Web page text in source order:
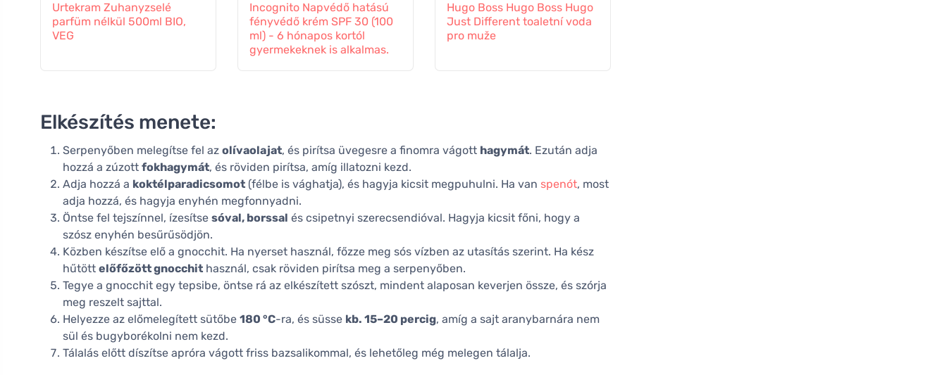
Urtekram Zuhanyzselé
parfüm nélkül 500ml BIO,
VEG
Incognito Napvédő hatású
fényvédő krém SPF 30 (100
ml) - 6 hónapos kortól
gyermekeknek is alkalmas.
Hugo Boss Hugo Boss Hugo
Just Different toaletní voda
pro muže
Elkészítés menete:
Serpenyőben melegítse fel az olívaolajat, és pirítsa üvegesre a finomra vágott hagymát. Ezután adja
hozzá a zúzott fokhagymát, és röviden pirítsa, amíg illatozni kezd.
Adja hozzá a koktélparadicsomot (félbe is vághatja), és hagyja kicsit megpuhulni. Ha van spenót, most
adja hozzá, és hagyja enyhén megfonnyadni.
Öntse fel tejszínnel, ízesítse sóval, borssal és csipetnyi szerecsendióval. Hagyja kicsit főni, hogy a
szósz enyhén besűrűsödjön.
Közben készítse elő a gnocchit. Ha nyerset használ, főzze meg sós vízben az utasítás szerint. Ha kész
hűtött előfőzött gnocchit használ, csak röviden pirítsa meg a serpenyőben.
Tegye a gnocchit egy tepsibe, öntse rá az elkészített szószt, mindent alaposan keverjen össze, és szórja
meg reszelt sajttal.
Helyezze az előmelegített sütőbe 180 °C-ra, és süsse kb. 15–20 percig, amíg a sajt aranybarnára nem
sül és bugyborékolni nem kezd.
Tálalás előtt díszítse apróra vágott friss bazsalikommal, és lehetőleg még melegen tálalja.